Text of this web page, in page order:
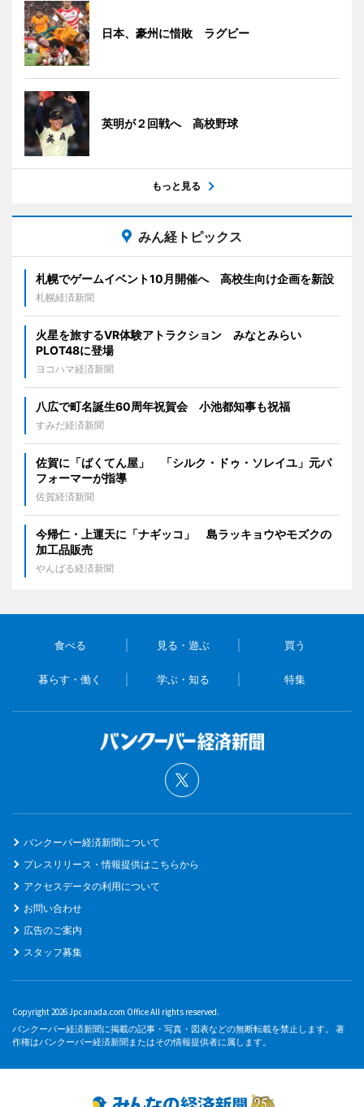
日本、豪州に惜敗 ラグビー
英明が２回戦へ 高校野球
もっと見る
みん経トピックス
札幌でゲームイベント10月開催へ 高校生向け企画を新設
札幌経済新聞
火星を旅するVR体験アトラクション みなとみらい
PLOT48に登場
ヨコハマ経済新聞
八広で町名誕生60周年祝賀会 小池都知事も祝福
すみだ経済新聞
佐賀に「ばくてん屋」 「シルク・ドゥ・ソレイユ」元パ
フォーマーが指導
佐賀経済新聞
今帰仁・上運天に「ナギッコ」 島ラッキョウやモズクの
加工品販売
やんばる経済新聞
食べる 見る・遊ぶ 買う
暮らす・働く 学ぶ・知る 特集
バンクーバー経済新聞について
プレスリリース・情報提供はこちらから
アクセスデータの利用について
お問い合わせ
広告のご案内
スタッフ募集
Copyright 2026 Jpcanada.com Office All rights reserved.
バンクーバー経済新聞に掲載の記事・写真・図表などの無断転載を禁止します。 著
作権はバンクーバー経済新聞またはその情報提供者に属します。